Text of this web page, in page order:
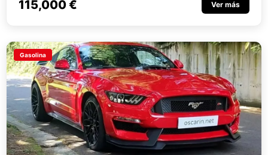
115,000 € Ver más
Gasolina